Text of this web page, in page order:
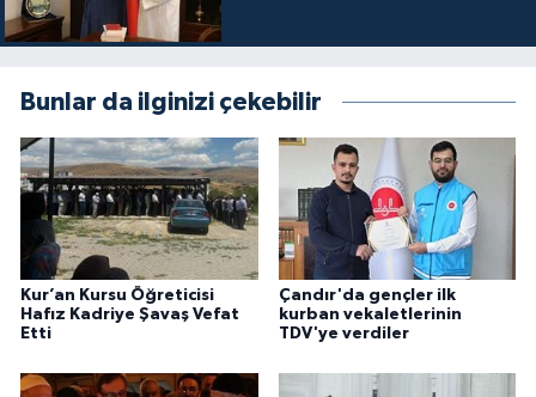
Bunlar da ilginizi çekebilir
Kur’an Kursu Öğreticisi
Hafız Kadriye Şavaş Vefat
Etti
Çandır'da gençler ilk
kurban vekaletlerinin
TDV'ye verdiler
Düzce Müftülüğü
Elazığ Müftülüğü
Erzincan Müftülüğü
Erzurum Müftülüğü
Eskişehir Müftülüğü
Gaziantep Müftülüğü
YAŞAM